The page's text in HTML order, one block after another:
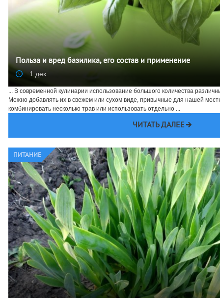
Польза и вред базилика, его состав и применение
1 дек.
... В современной кулинарии использование большого количества
Можно добавлять их в свежем или сухом виде, привычные для нашей
комбинировать несколько трав или использовать отдельно ...
ЧИТАТЬ ДАЛЕЕ
ПИТАНИЕ